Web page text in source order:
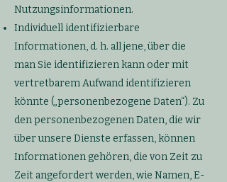
Nutzungsinformationen.
Individuell identifizierbare
Informationen, d. h. all jene, über die
man Sie identifizieren kann oder mit
vertretbarem Aufwand identifizieren
könnte („personenbezogene Daten“). Zu
den personenbezogenen Daten, die wir
über unsere Dienste erfassen, können
Informationen gehören, die von Zeit zu
Zeit angefordert werden, wie Namen, E-